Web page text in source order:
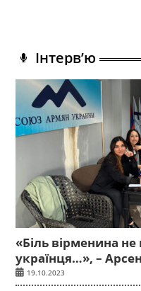
Інтерв’ю
«Біль вірменина не
українця…», –
19.10.2023